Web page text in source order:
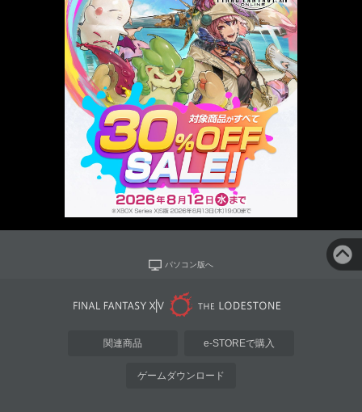
パソコン版へ
関連商品 e-STOREで購入
ゲームダウンロード